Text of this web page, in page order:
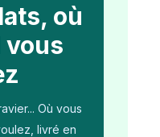
où
vous
Où vous
livré en